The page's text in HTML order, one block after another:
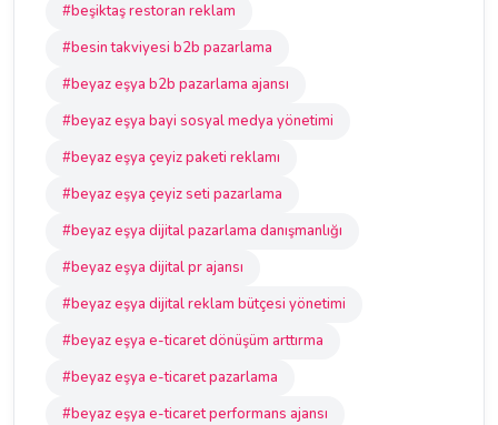
#beşiktaş restoran reklam
#besin takviyesi b2b pazarlama
#beyaz eşya b2b pazarlama ajansı
#beyaz eşya bayi sosyal medya yönetimi
#beyaz eşya çeyiz paketi reklamı
#beyaz eşya çeyiz seti pazarlama
#beyaz eşya dijital pazarlama danışmanlığı
#beyaz eşya dijital pr ajansı
#beyaz eşya dijital reklam bütçesi yönetimi
#beyaz eşya e-ticaret dönüşüm arttırma
#beyaz eşya e-ticaret pazarlama
#beyaz eşya e-ticaret performans ajansı